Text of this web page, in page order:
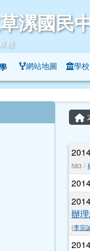
民中學
漯國民
越
網站地圖 學
主
583 /
辦
(李宗